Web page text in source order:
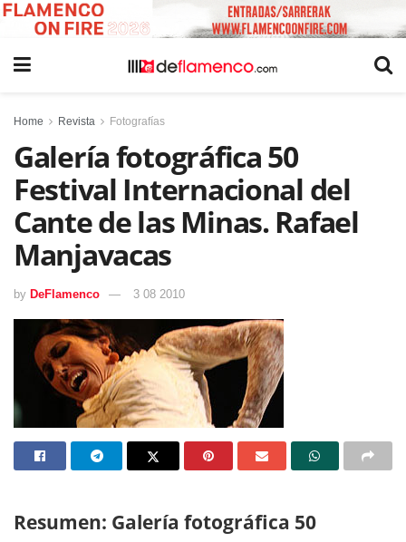
Home Revista Fotografías
Galería fotográfica 50
Festival Internacional del
Cante de las Minas. Rafael
Manjavacas
by DeFlamenco 3 08 2010
Resumen: Galería fotográfica 50